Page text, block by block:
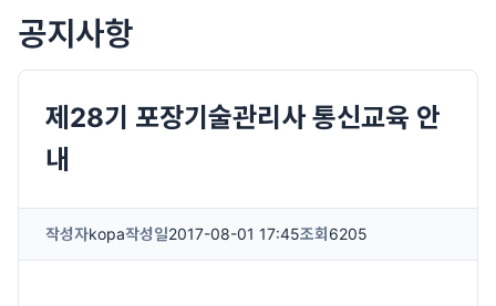
공지사항
제28기 포장기술관리사 통신교육 안
내
작성자kopa작성일2017-08-01 17:45조회 6205